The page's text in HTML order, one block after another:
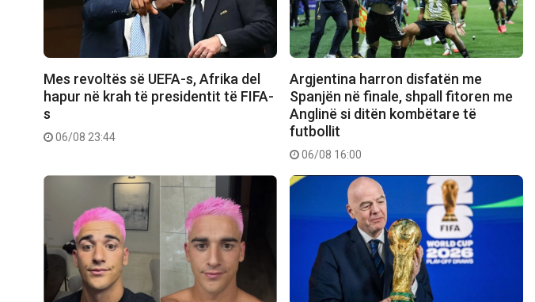
Mes revoltës së UEFA-s, Afrika del
hapur në krah të presidentit të FIFA-
s
06/08 23:44
Argjentina harron disfatën me
Spanjën në finale, shpall fitoren me
Anglinë si ditën kombëtare të
futbollit
06/08 16:00